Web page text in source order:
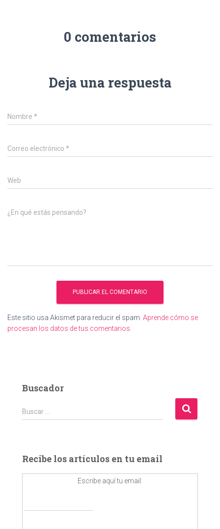
0 comentarios
Deja una respuesta
Nombre *
Correo electrónico *
Web
¿En qué estás pensando?
Este sitio usa Akismet para reducir el spam. Aprende cómo se
procesan los datos de tus comentarios.
Buscador
B
u
r
:
Buscar …
Recibe los artículos en tu email
Escribe aquí tu email: